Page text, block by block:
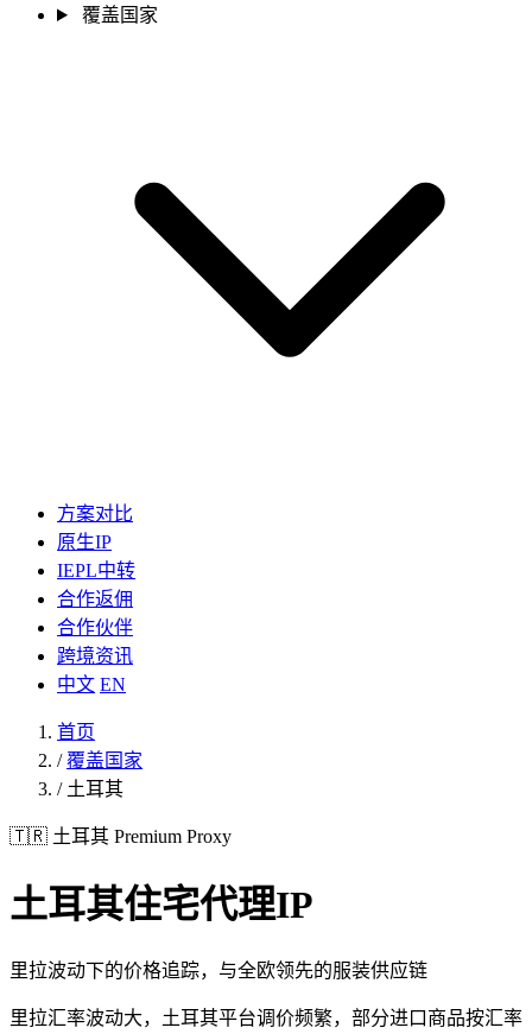
覆盖国家
方案对比
原生IP
IEPL中转
合作返佣
合作伙伴
跨境资讯
中文 EN
首页
/ 覆盖国家
/ 土耳其
🇹🇷 土耳其 Premium Proxy
土耳其住宅代理IP
里拉波动下的价格追踪，与全欧领先的服装供应链
里拉汇率波动大，土耳其平台调价频繁，部分进口商品按汇率